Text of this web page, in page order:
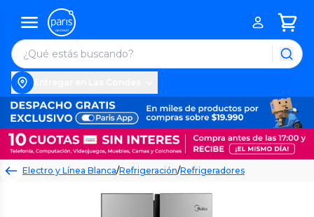
Electro y Línea Blanca/Refrigeración/Refrigeradores